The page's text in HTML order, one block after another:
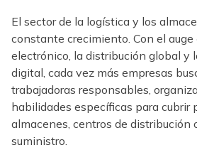
El sector de la logística y los
constante crecimiento. Con el auge
electrónico, la distribución global y
digital, cada vez más empresas
trabajadoras responsables,
habilidades específicas para cubrir
almacenes, centros de distribución
suministro.